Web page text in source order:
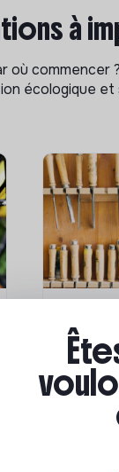
à
commencer
écologique et